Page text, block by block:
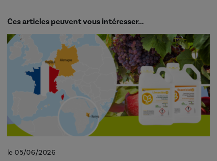
Ces articles peuvent vous intéresser...
le 05/06/2026